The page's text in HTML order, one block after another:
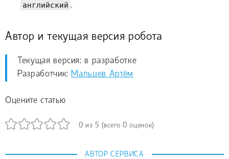
английский .
Автор и текущая версия робота
Текущая версия: в разработке
Разработчик: Мальцев Артём
Оцените статью
0 из5 (всего0 оценок)
АВТОР СЕРВИСА